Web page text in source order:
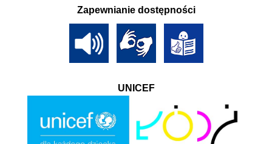
Zapewnianie dostępności
UNICEF